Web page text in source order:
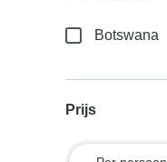
Botswana
Prijs